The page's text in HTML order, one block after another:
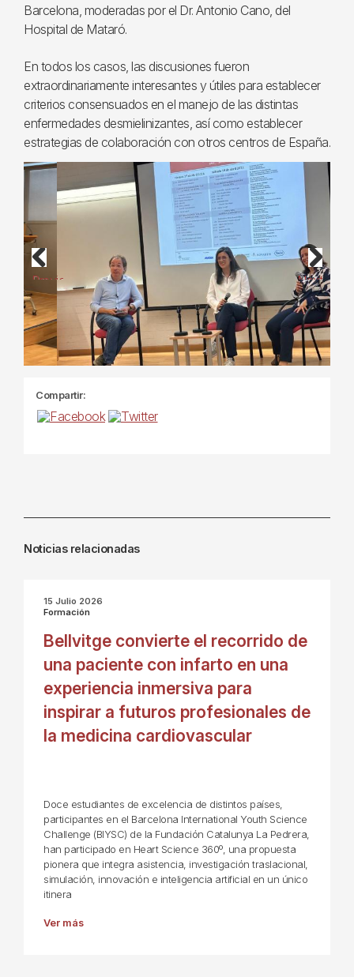
Barcelona, moderadas por el Dr. Antonio Cano, del
Hospital de Mataró.
En todos los casos, las discusiones fueron
extraordinariamente interesantes y útiles para establecer
criterios consensuados en el manejo de las distintas
enfermedades desmielinizantes, así como establecer
estrategias de colaboración con otros centros de España.
Previous Next
Compartir:
Noticias relacionadas
15 Julio 2026
Formación
Bellvitge convierte el recorrido de
una paciente con infarto en una
experiencia inmersiva para
inspirar a futuros profesionales de
la medicina cardiovascular
Doce estudiantes de excelencia de distintos países,
participantes en el Barcelona International Youth Science
Challenge (BIYSC) de la Fundación Catalunya La Pedrera,
han participado en Heart Science 360º, una propuesta
pionera que integra asistencia, investigación traslacional,
simulación, innovación e inteligencia artificial en un único
itinera
Ver más